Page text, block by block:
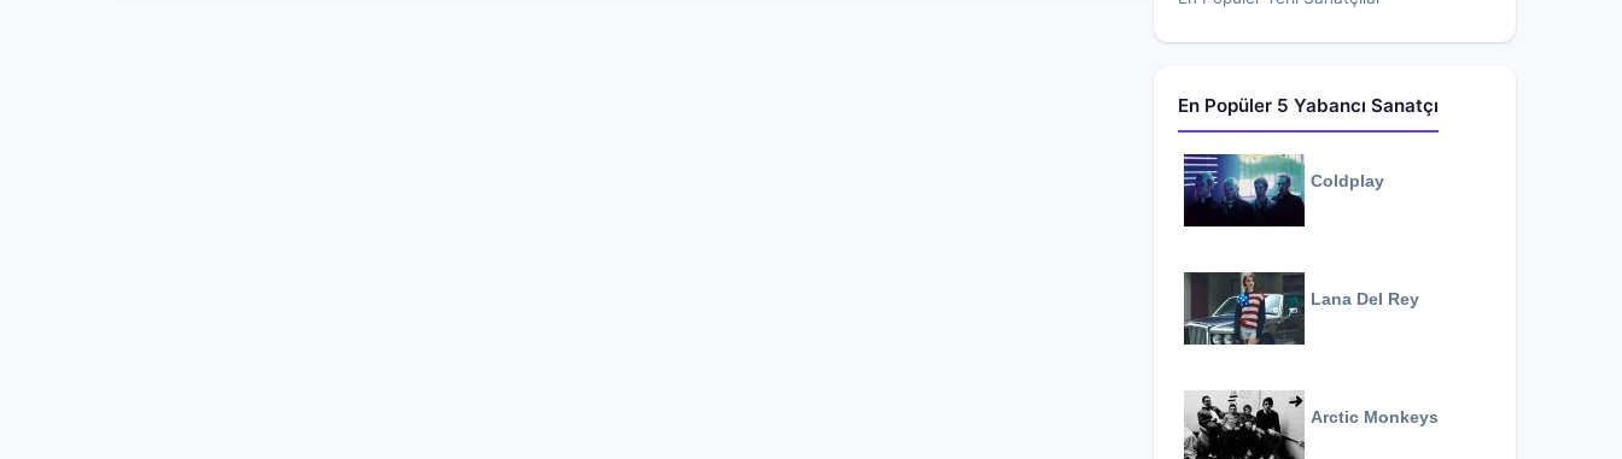
En Popüler 5 Yabancı Sanatçı
Coldplay
Lana Del Rey
Arctic Monkeys